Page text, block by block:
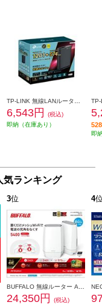
6,543円
(税込)
即納（在庫あり）
即
気ランキング
3位
24,350円 (税込)
4